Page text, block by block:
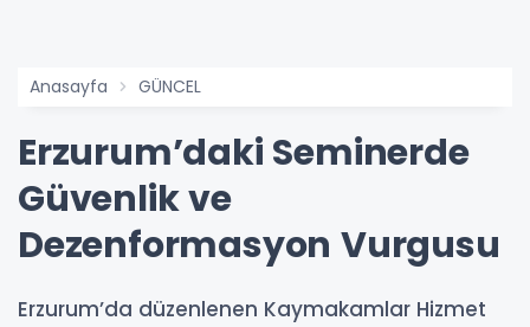
Anasayfa GÜNCEL
Erzurum’daki Seminerde
Güvenlik ve
Dezenformasyon Vurgusu
Erzurum’da düzenlenen Kaymakamlar Hizmet